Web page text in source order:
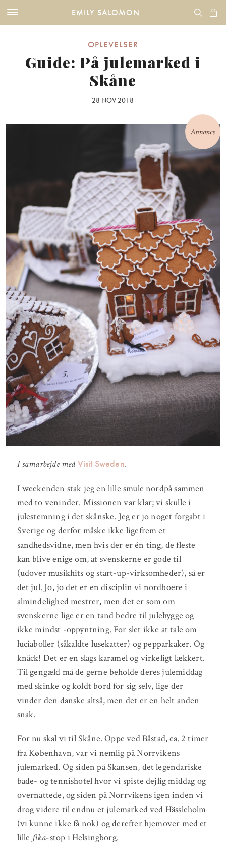
EMILY SALOMON
OPLEVELSER
Guide: På julemarked i
Skåne
28 NOV 2018
I samarbejde medVisit Sweden.
I weekenden stak jeg en lille smule nordpå sammen
med to veninder. Missionen var klar; vi skulle i
julestemning i det skånske. Jeg er jo noget forgabt i
Sverige og derfor måske ikke ligefrem et
sandhedsvidne, men hvis der er én ting, de fleste
kan blive enige om, at svenskerne er gode til
(udover musikhits og start-up-virksomheder), så er
det jul. Jo, jo det er en disciplin vi nordboere i
almindelighed mestrer, men det er som om
svenskerne lige er en tand bedre til julehygge og
ikke mindst -oppyntning. For slet ikke at tale om
luciaboller (såkaldte lusekatter) og pepparkaker. Og
knäck! Det er en slags karamel og virkeligt lækkert.
Til gengæld må de gerne beholde deres julemiddag
med skinke og koldt bord for sig selv, lige der
vinder den danske altså, men det er en helt anden
snak.
For nu skal vi til Skåne. Oppe ved Båstad, ca. 2 timer
fra København, var vi nemlig på Norrvikens
julemarked. Og siden på Skansen, det legendariske
bade- og tennishotel hvor vi spiste dejlig middag og
overnattede, og siden på Norrvikens igen inden vi
drog videre til endnu et julemarked ved Hässleholm
(vi kunne ikke få nok) og derefter hjemover med et
lille fika-stop i Helsingborg.